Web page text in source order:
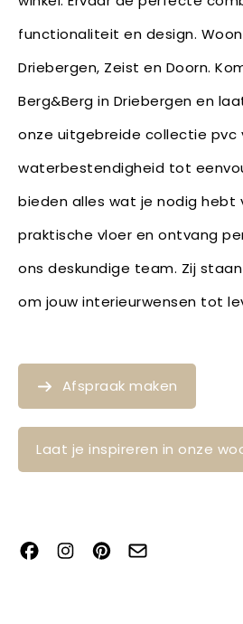
functionaliteit en design.
Driebergen, Zeist en Doorn.
Berg&Berg in Driebergen en
onze uitgebreide collectie pvc
waterbestendigheid tot
bieden alles wat je nodig hebt
praktische vloer en ontvang
ons deskundige team. Zij
om jouw interieurwensen tot
Afspraak maken
Laat je inspireren in onze